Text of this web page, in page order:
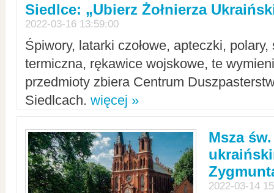
Siedlce: „Ubierz Żołnierza
2022-03-16 13:59:00
Śpiwory, latarki czołowe, apteczki,
termiczna, rękawice wojskowe, te
przedmioty zbiera Centrum
Siedlcach. więcej »
Msza
2022-03-14